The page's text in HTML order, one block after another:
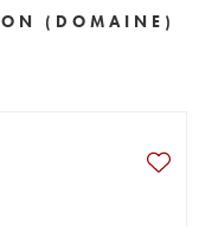
(DOMAINE)